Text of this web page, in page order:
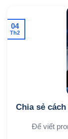
Chia sẻ
Để viết
04
Th2